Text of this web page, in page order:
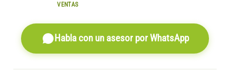
VENTAS
Habla con un asesor por WhatsApp